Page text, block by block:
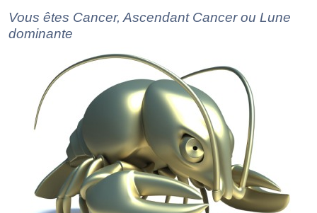
Vous êtes Cancer, Ascendant Cancer ou Lune
dominante